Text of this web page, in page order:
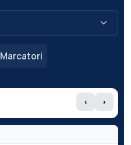
Marcatori
‹ ›